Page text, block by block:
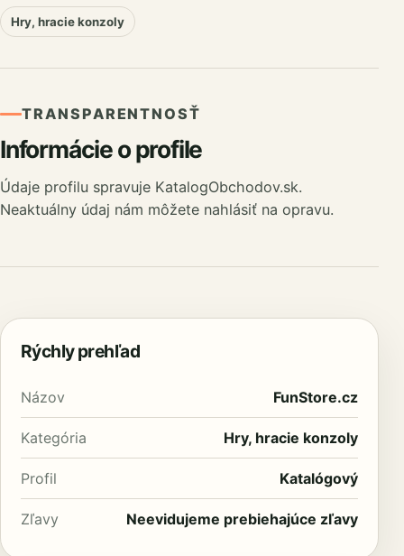
Hry, hracie konzoly
TRANSPARENTNOSŤ
Informácie o profile
Údaje profilu spravuje KatalogObchodov.sk.
Neaktuálny údaj nám môžete nahlásiť na opravu.
Rýchly prehľad
Názov FunStore.cz
Kategória Hry, hracie konzoly
Profil Katalógový
Zľavy Neevidujeme prebiehajúce zľavy